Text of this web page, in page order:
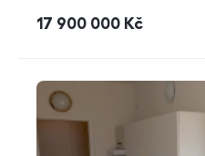
cena
17 900 000 Kč